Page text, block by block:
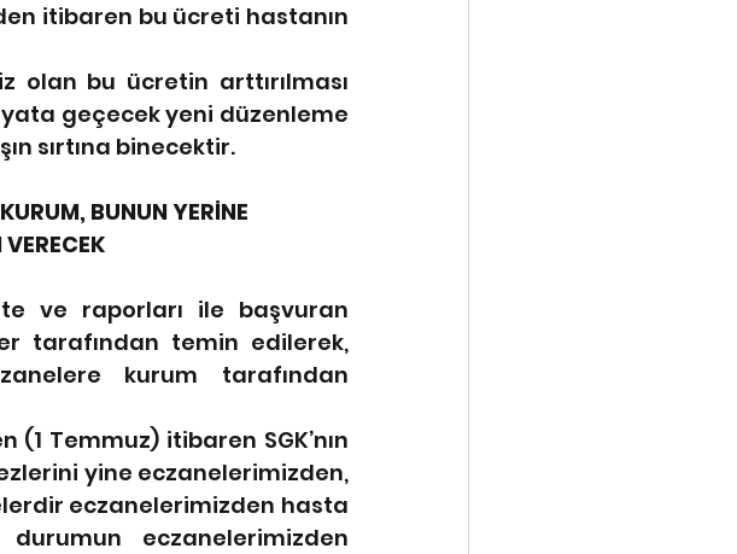
itibaren bu ücreti hastanın
olan bu ücretin arttırılması
geçecek yeni düzenleme
sırtına binecektir.
BUNUN YERİNE
ve raporları ile başvuran
tarafından temin edilerek,
kurum tarafından
Temmuz) itibaren SGK’nın
yine eczanelerimizden,
eczanelerimizden hasta
eczanelerimizden